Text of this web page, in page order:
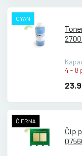
CYAN
4 - 8
ČIERNA
Čip